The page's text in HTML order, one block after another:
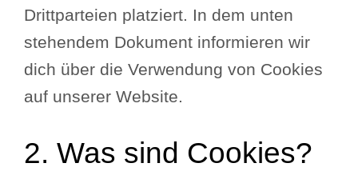
Drittparteien platziert. In dem unten
stehendem Dokument informieren wir
dich über die Verwendung von Cookies
auf unserer Website.
2. Was sind Cookies?